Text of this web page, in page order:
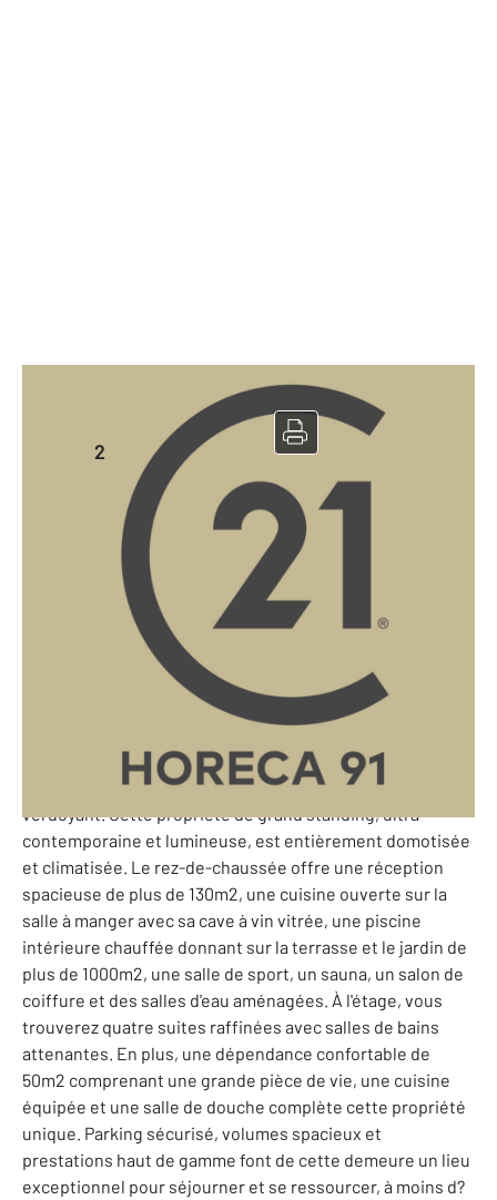
Murs à vendre
2 Essonne - 91
3 450 000 €
91 - LOFT - À BREUILLET, découvrez ce loft exceptionnel à
seulement 45 minutes de Paris. Facilement accessible à 10
minutes à pied de la gare RER C ou en 45 minutes en
voiture de la Porte Maillot, ce somptueux loft se trouve
matériaux de grande qualité. Il est situé sur une parcelle
de 2000m2, au calme et à l'abri des regards, dans un cadre
verdoyant. Cette propriété de grand standing, ultra
contemporaine et lumineuse, est entièrement domotisée
et climatisée. Le rez-de-chaussée offre une réception
spacieuse de plus de 130m2, une cuisine ouverte sur la
salle à manger avec sa cave à vin vitrée, une piscine
intérieure chauffée donnant sur la terrasse et le jardin de
plus de 1000m2, une salle de sport, un sauna, un salon de
coiffure et des salles d'eau aménagées. À l'étage, vous
trouverez quatre suites raffinées avec salles de bains
attenantes. En plus, une dépendance confortable de
50m2 comprenant une grande pièce de vie, une cuisine
équipée et une salle de douche complète cette propriété
unique. Parking sécurisé, volumes spacieux et
prestations haut de gamme font de cette demeure un lieu
exceptionnel pour séjourner et se ressourcer, à moins d?